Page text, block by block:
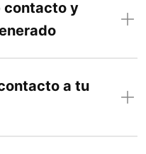
contacto y
a tu